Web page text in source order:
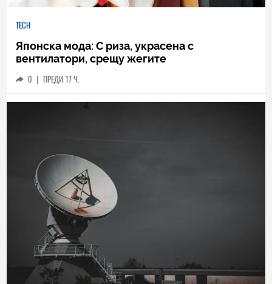
TECH
Японска мода: С риза, украсена с
вентилатори, срещу жегите
0 | ПРЕДИ 17 Ч.